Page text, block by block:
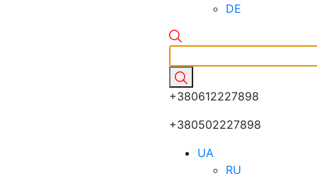
+380612227898
+380502227898